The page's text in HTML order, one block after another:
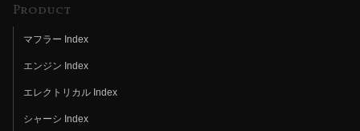
Product
マフラー Index
エンジン Index
エレクトリカル Index
シャーシ Index